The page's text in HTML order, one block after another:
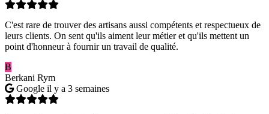
C'est rare de trouver des artisans aussi compétents et respectueux de
leurs clients. On sent qu'ils aiment leur métier et qu'ils mettent un
point d'honneur à fournir un travail de qualité.
B
Berkani Rym
Google il y a 3 semaines